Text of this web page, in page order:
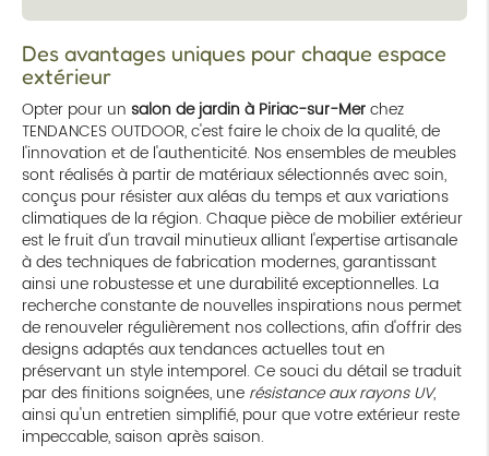
Des avantages uniques pour chaque espace
extérieur
Opter pour un salon de jardin à Piriac-sur-Merchez
TENDANCES OUTDOOR, c'est faire le choix de la qualité, de
l'innovation et de l'authenticité. Nos ensembles de meubles
sont réalisés à partir de matériaux sélectionnés avec soin,
conçus pour résister aux aléas du temps et aux variations
climatiques de la région. Chaque pièce de mobilier extérieur
est le fruit d'un travail minutieux alliant l'expertise artisanale
à des techniques de fabrication modernes, garantissant
ainsi une robustesse et une durabilité exceptionnelles. La
recherche constante de nouvelles inspirations nous permet
de renouveler régulièrement nos collections, afin d'offrir des
designs adaptés aux tendances actuelles tout en
préservant un style intemporel. Ce souci du détail se traduit
par des finitions soignées, une résistance aux rayons UV,
ainsi qu'un entretien simplifié, pour que votre extérieur reste
impeccable, saison après saison.